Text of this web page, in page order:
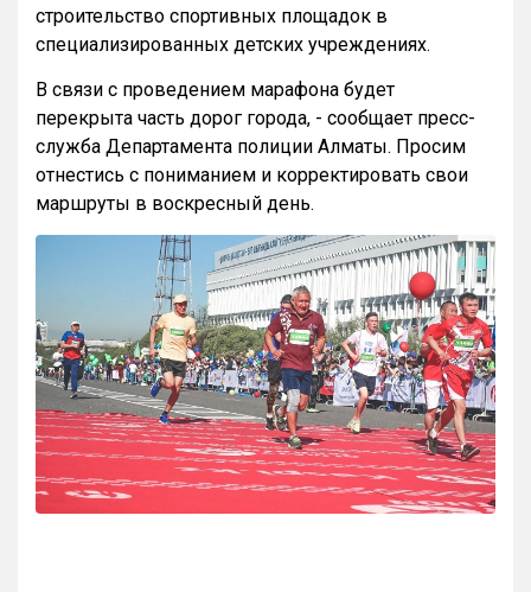
строительство спортивных площадок в
специализированных детских учреждениях.
В связи с проведением марафона будет
перекрыта часть дорог города, - сообщает пресс-
служба Департамента полиции Алматы. Просим
отнестись с пониманием и корректировать свои
маршруты в воскресный день.